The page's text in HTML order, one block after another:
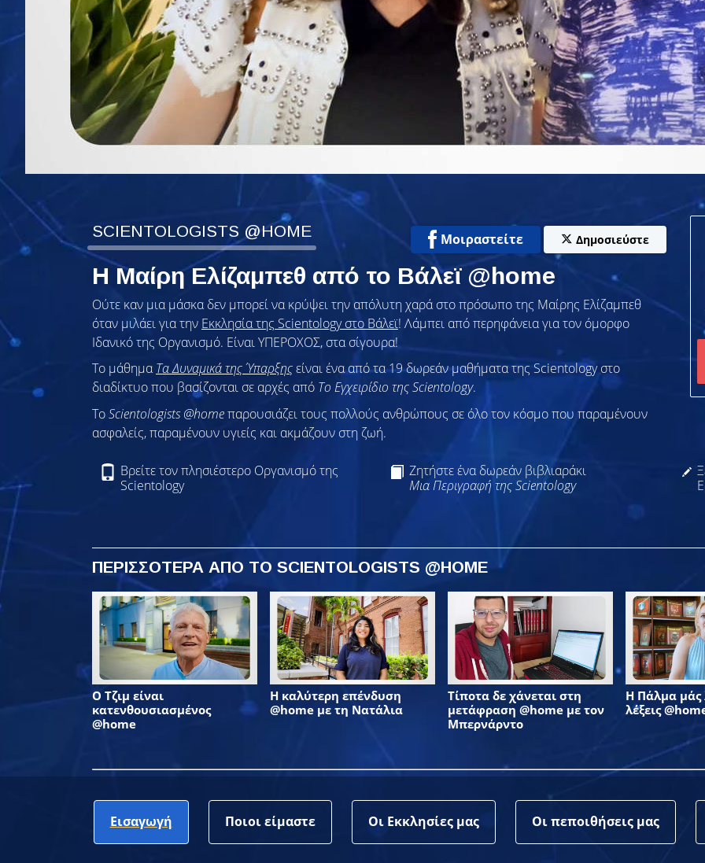
Video
SCIENTOLOGISTS @HOME Μοιραστείτε Δημοσιεύστε
Η Μαίρη Ελίζαμπεθ από το Βάλεϊ @home
Ούτε καν μια μάσκα δεν μπορεί να κρύψει την απόλυτη χαρά στο πρόσωπο της Μαίρης Ελίζαμπεθ
όταν μιλάει για την Εκκλησία της Scientology στο Βάλεϊ! Λάμπει από περηφάνεια για τον όμορφο
Ιδανικό της Οργανισμό. Είναι ΥΠΕΡΟΧΟΣ, στα σίγουρα!
Το μάθημαΤα Δυναμικά της Ύπαρξηςείναι ένα από τα 19 δωρεάν μαθήματα της Scientology στο
διαδίκτυο που βασίζονται σε αρχές από Το Εγχειρίδιο της Scientology.
ToScientologists @homeπαρουσιάζει τους πολλούς ανθρώπους σε όλο τον κόσμο που παραμένουν
ασφαλείς, παραμένουν υγιείς και ακμάζουν στη ζωή.
Βρείτε τον πλησιέστερο Οργανισμό της
Scientology
Ζητήστε ένα δωρεάν βιβλιαράκι
Μια Περιγραφή της Scientology
ΠΕΡΙΣΣΟΤΕΡΑ ΑΠΟ ΤΟ SCIENTOLOGISTS @HOME
Ο Τζιμ είναι
κατενθουσιασμένος
@home
Η καλύτερη επένδυση
@home με τη Νατάλια
Τίποτα δε χάνεται στη
μετάφραση @home με τον
Μπερνάρντο
Η Πάλμα μάς
λέξεις
Εισαγωγή Ποιοι είμαστε Οι Εκκλησίες μας Οι πεποιθήσεις μας